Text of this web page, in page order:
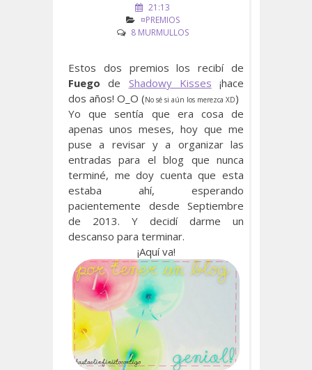
21:13
¤PREMIOS
8 MURMULLOS
Estos dos premios los recibí de
Fuego de Shadowy Kisses ¡hace
dos años! O_O (No sé si aún los merezca XD)
Yo que sentía que era cosa de
apenas unos meses, hoy que me
puse a revisar y a organizar las
entradas para el blog que nunca
terminé, me doy cuenta que esta
estaba ahí, esperando
pacientemente desde Septiembre
de 2013. Y decidí darme un
descanso para terminar.
¡Aquí va!